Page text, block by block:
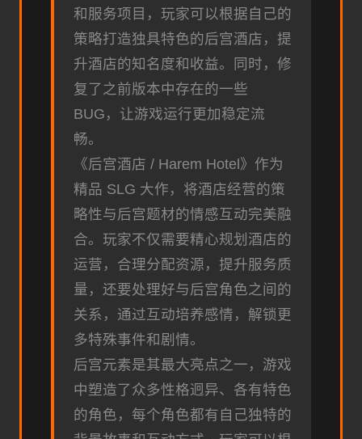
和服务项目，玩家可以根据自己的
策略打造独具特色的后宫酒店，提
升酒店的知名度和收益。同时，修
复了之前版本中存在的一些
BUG，让游戏运行更加稳定流
畅。
《后宫酒店 / Harem Hotel》作为
精品 SLG 大作，将酒店经营的策
略性与后宫题材的情感互动完美融
合。玩家不仅需要精心规划酒店的
运营，合理分配资源，提升服务质
量，还要处理好与后宫角色之间的
关系，通过互动培养感情，解锁更
多特殊事件和剧情。
后宫元素是其最大亮点之一，游戏
中塑造了众多性格迥异、各有特色
的角色，每个角色都有自己独特的